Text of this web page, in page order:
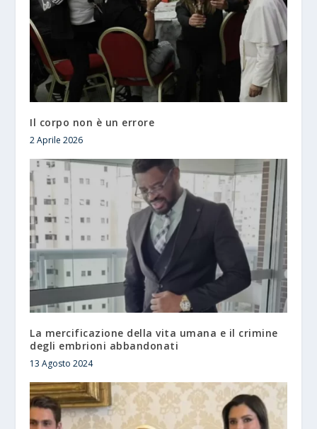
Il corpo non è un errore
2 Aprile 2026
La mercificazione della vita umana e il crimine
degli embrioni abbandonati
13 Agosto 2024